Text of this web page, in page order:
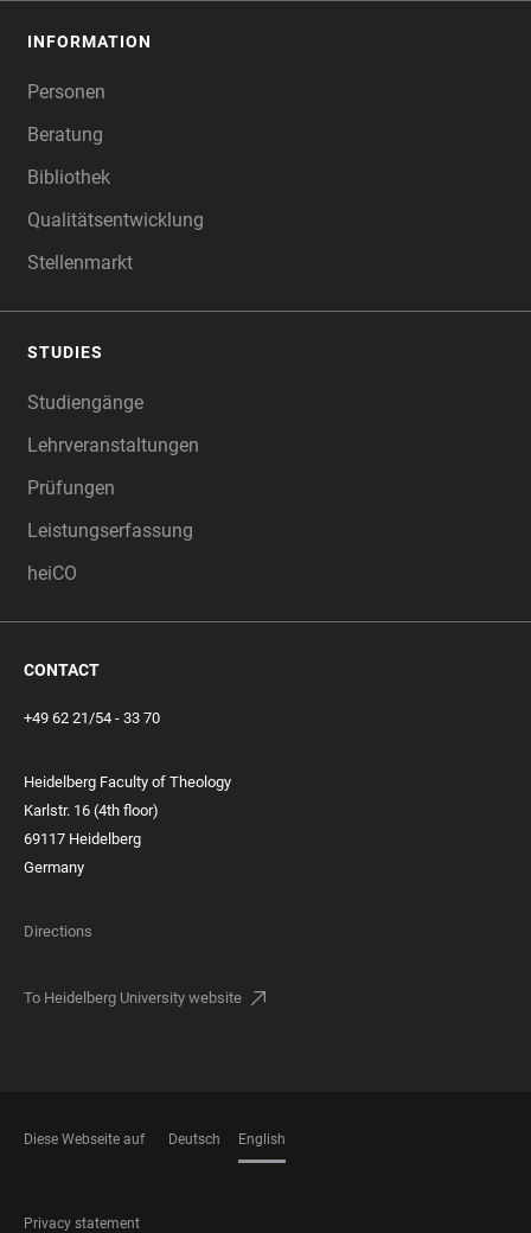
INFORMATION
Personen
Beratung
Bibliothek
Qualitätsentwicklung
Stellenmarkt
STUDIES
Studiengänge
Lehrveranstaltungen
Prüfungen
Leistungserfassung
heiCO
CONTACT
+49 62 21/54 - 33 70
Heidelberg Faculty of Theology
Karlstr. 16 (4th floor)
69117 Heidelberg
Germany
Directions
To Heidelberg University website
Diese Webseite auf Deutsch English
FOOTER
Privacy statement